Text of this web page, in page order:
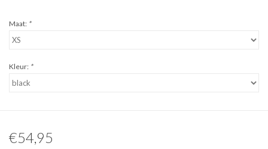
Maat: *
Kleur: *
€54,95